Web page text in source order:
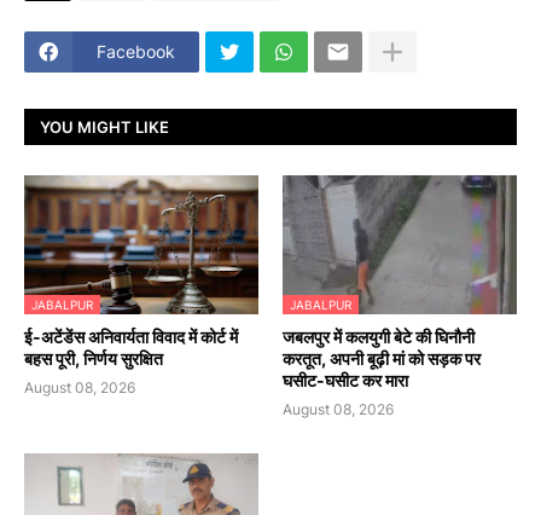
Facebook
YOU MIGHT LIKE
JABALPUR
​ई-अटेंडेंस अनिवार्यता विवाद में कोर्ट में
बहस पूरी, निर्णय सुरक्षित
August 08, 2026
JABALPUR
जबलपुर में कलयुगी बेटे की घिनौनी
करतूत, अपनी बूढ़ी मां को सड़क पर
घसीट-घसीट कर मारा
August 08, 2026